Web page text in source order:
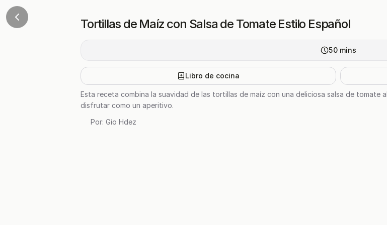
Tortillas de Maíz con Salsa de Tomate Estilo Español
50 mins
Libro de cocina
Esta receta combina la suavidad de las tortillas de maíz con una deliciosa salsa de
disfrutar como un aperitivo.
Por: Gio Hdez